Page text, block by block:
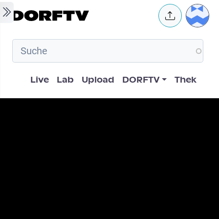
Skip to main content User
Hauptnavigation
Live Lab Upload DORFTV Thek